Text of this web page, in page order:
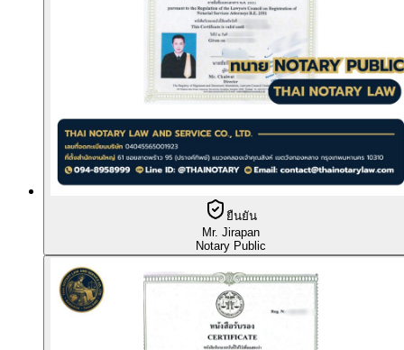
ยืนยัน
Mr. Jirapan
Notary Public